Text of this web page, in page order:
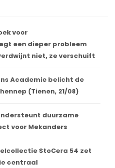
voor
een dieper probleem
niet, ze verschuift
Academie belicht de
(Tienen, 21/08)
duurzame
voor Mekanders
StoCera 54 zet
centraal